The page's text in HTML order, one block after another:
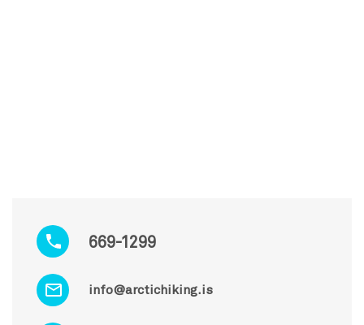
669-1299
info@arctichiking.is